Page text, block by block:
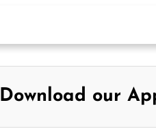
Download our